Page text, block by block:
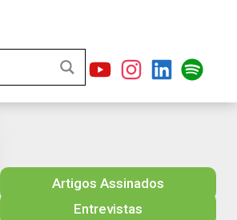
Artigos Assinados
Entrevistas